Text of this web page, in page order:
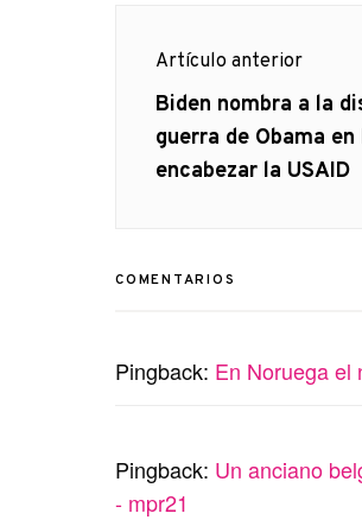
Navegación
de
entradas
Artículo anterior
Artículo
anterior
Biden nombra a la
guerra de Obama
encabezar la USAID
COMENTARIOS
Pingback: En Noruega el
Pingback: Un anciano
- mpr21